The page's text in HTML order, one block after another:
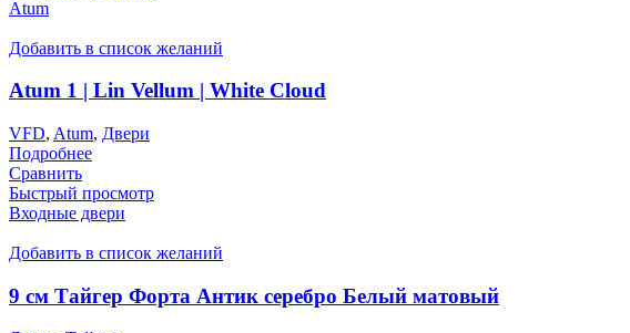
Atum
Добавить в список желаний
Atum 1 | Lin Vellum | White Cloud
VFD, Atum, Двери
Подробнее
Сравнить
Быстрый просмотр
Входные двери
Добавить в список желаний
9 см Тайгер Форта Антик серебро Белый матовый